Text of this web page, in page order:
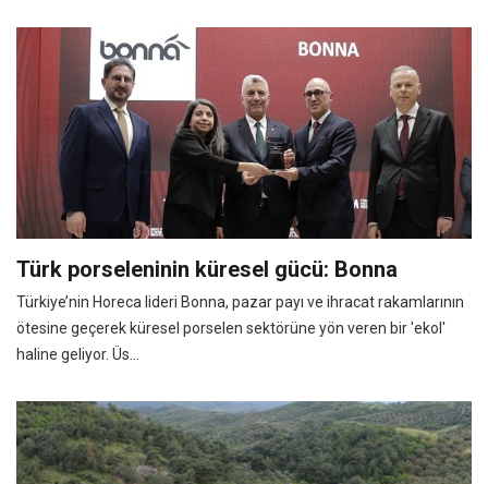
Türk porseleninin küresel gücü: Bonna
Türkiye’nin Horeca lideri Bonna, pazar payı ve ihracat rakamlarının
ötesine geçerek küresel porselen sektörüne yön veren bir 'ekol'
haline geliyor. Üs...